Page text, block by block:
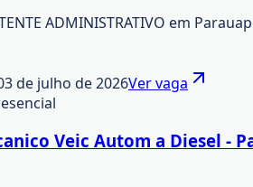
ADMINISTRATIVO em
de julho de 2026Ver vaga
Veic Autom a Diesel -